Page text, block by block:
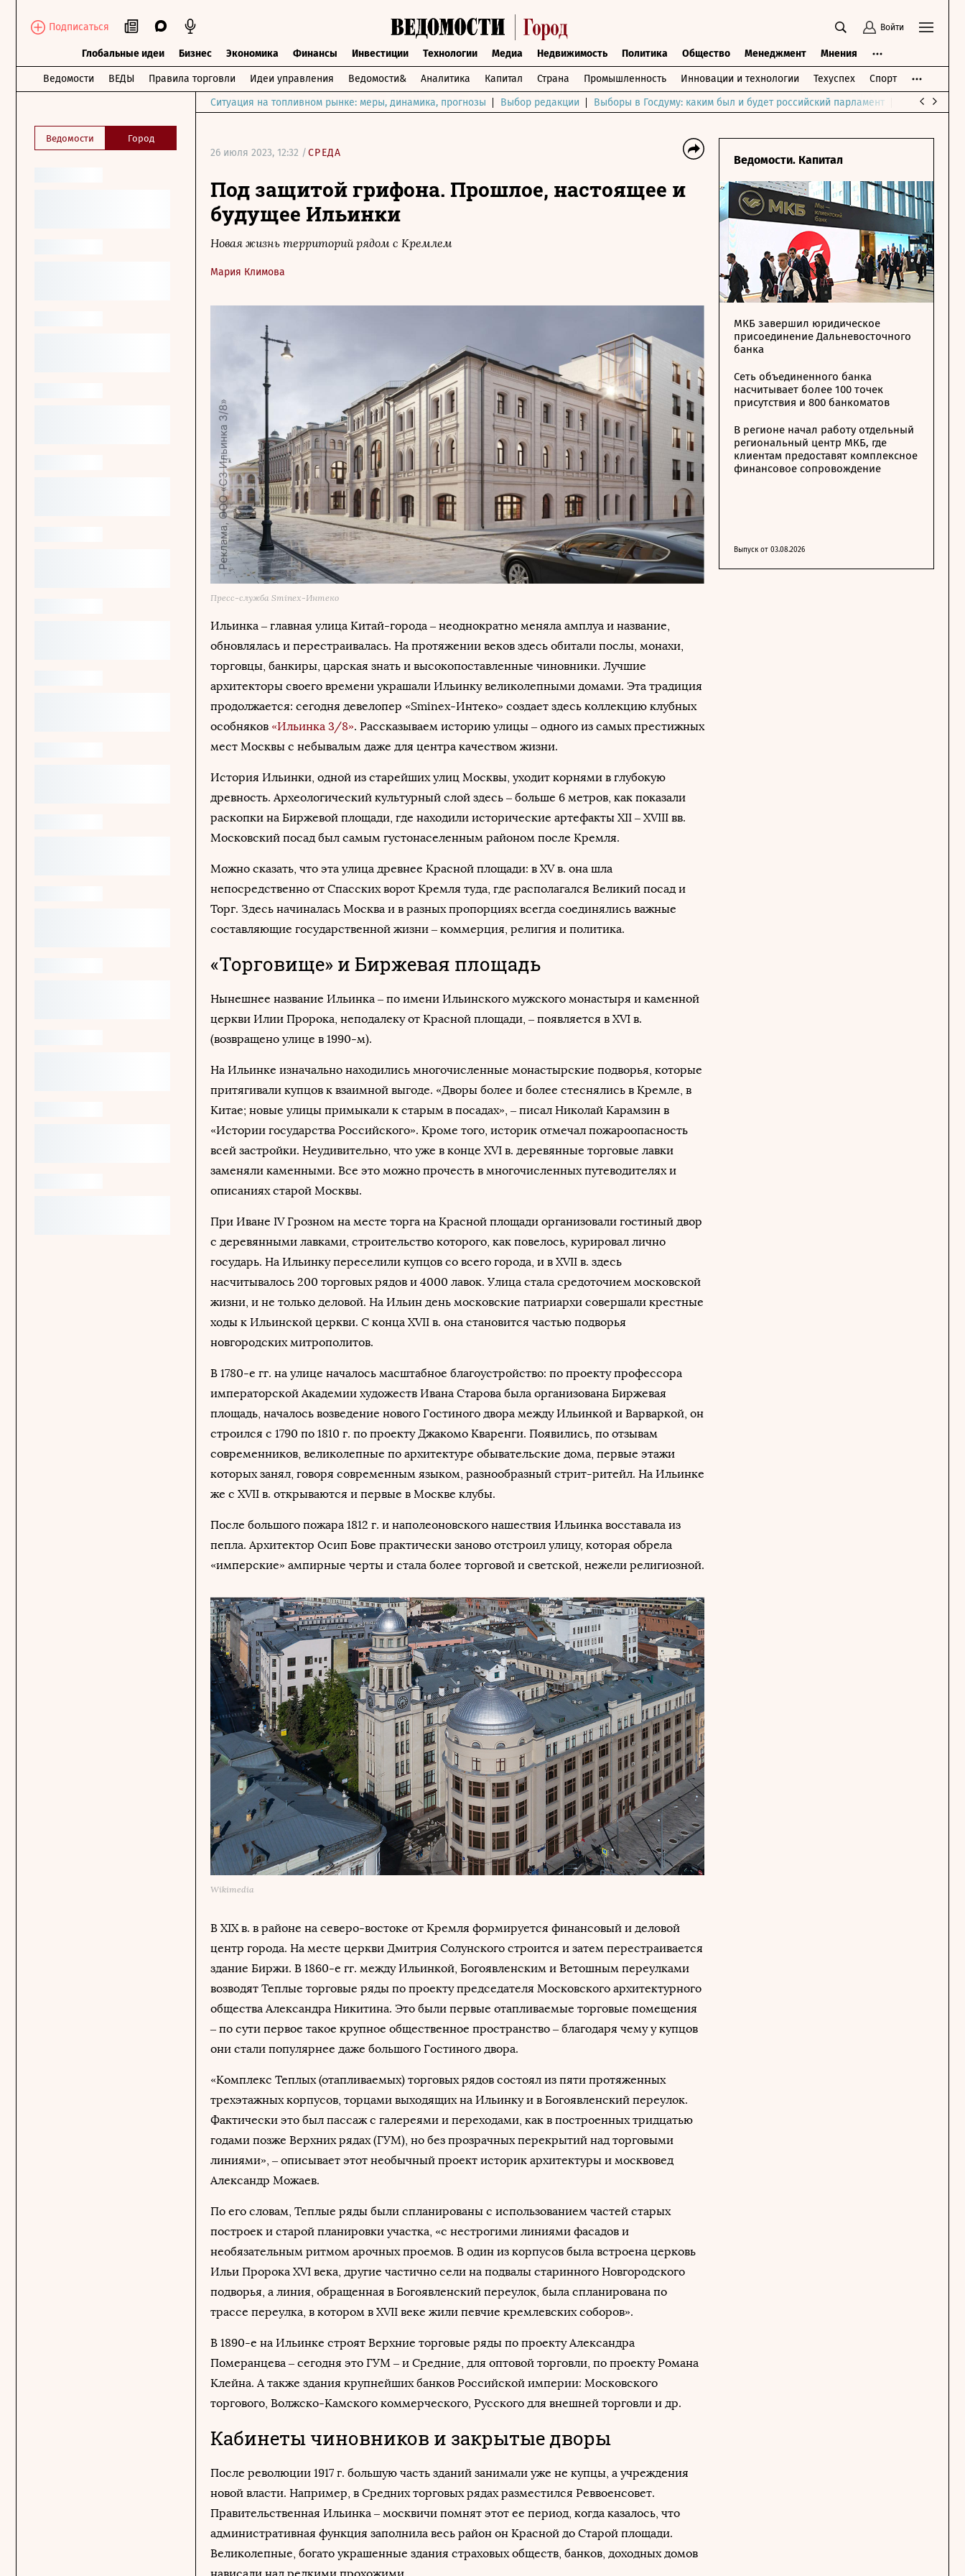
Подписаться Войти
Глобальные идеи Бизнес Экономика Финансы Инвестиции Технологии Медиа Недвижимость Политика Общество Менеджмент Мнения
Ведомости ВЕДЫ Правила торговли Идеи управления Ведомости& Аналитика Капитал Страна Промышленность Инновации и технологии Техуспех Спорт
Ведомости Город
Ситуация на топливном рынке: меры, динамика, прогнозы Выбор редакции Выборы в Госдуму: каким был и будет российский парламент Война на
26 июля 2023, 12:32 /СРЕДА
Под защитой грифона. Прошлое, настоящее и
будущее Ильинки
Новая жизнь территорий рядом с Кремлем
Мария Климова
Пресс-служба Sminex-Интеко
Ильинка ‒ главная улица Китай-города ‒ неоднократно меняла амплуа и название,
обновлялась и перестраивалась. На протяжении веков здесь обитали послы, монахи,
торговцы, банкиры, царская знать и высокопоставленные чиновники. Лучшие
архитекторы своего времени украшали Ильинку великолепными домами. Эта традиция
продолжается: сегодня девелопер «Sminex-Интеко» создает здесь коллекцию клубных
особняков «Ильинка 3/8». Рассказываем историю улицы ‒ одного из самых престижных
мест Москвы с небывалым даже для центра качеством жизни.
История Ильинки, одной из старейших улиц Москвы, уходит корнями в глубокую
древность. Археологический культурный слой здесь – больше 6 метров, как показали
раскопки на Биржевой площади, где находили исторические артефакты XII – XVIII вв.
Московский посад был самым густонаселенным районом после Кремля.
Можно сказать, что эта улица древнее Красной площади: в XV в. она шла
непосредственно от Спасских ворот Кремля туда, где располагался Великий посад и
Торг. Здесь начиналась Москва и в разных пропорциях всегда соединялись важные
составляющие государственной жизни ‒ коммерция, религия и политика.
«Торговище» и Биржевая площадь
Нынешнее название Ильинка ‒ по имени Ильинского мужского монастыря и каменной
церкви Илии Пророка, неподалеку от Красной площади, – появляется в XVI в.
(возвращено улице в 1990-м).
На Ильинке изначально находились многочисленные монастырские подворья, которые
притягивали купцов к взаимной выгоде. «Дворы более и более стеснялись в Кремле, в
Китае; новые улицы примыкали к старым в посадах», – писал Николай Карамзин в
«Истории государства Российского». Кроме того, историк отмечал пожароопасность
всей застройки. Неудивительно, что уже в конце XVI в. деревянные торговые лавки
заменяли каменными. Все это можно прочесть в многочисленных путеводителях и
описаниях старой Москвы.
При Иване IV Грозном на месте торга на Красной площади организовали гостиный двор
с деревянными лавками, строительство которого, как повелось, курировал лично
государь. На Ильинку переселили купцов со всего города, и в XVII в. здесь
насчитывалось 200 торговых рядов и 4000 лавок. Улица стала средоточием московской
жизни, и не только деловой. На Ильин день московские патриархи совершали крестные
ходы к Ильинской церкви. С конца XVII в. она становится частью подворья
новгородских митрополитов.
В 1780-е гг. на улице началось масштабное благоустройство: по проекту профессора
императорской Академии художеств Ивана Старова была организована Биржевая
площадь, началось возведение нового Гостиного двора между Ильинкой и Варваркой, он
строился с 1790 по 1810 г. по проекту Джакомо Кваренги. Появились, по отзывам
современников, великолепные по архитектуре обывательские дома, первые этажи
которых занял, говоря современным языком, разнообразный стрит-ритейл. На Ильинке
же с XVII в. открываются и первые в Москве клубы.
После большого пожара 1812 г. и наполеоновского нашествия Ильинка восставала из
пепла. Архитектор Осип Бове практически заново отстроил улицу, которая обрела
«имперские» ампирные черты и стала более торговой и светской, нежели религиозной.
Wikimedia
В XIX в. в районе на северо-востоке от Кремля формируется финансовый и деловой
центр города. На месте церкви Дмитрия Солунского строится и затем перестраивается
здание Биржи. В 1860-е гг. между Ильинкой, Богоявленским и Ветошным переулками
возводят Теплые торговые ряды по проекту председателя Московского архитектурного
общества Александра Никитина. Это были первые отапливаемые торговые помещения
– по сути первое такое крупное общественное пространство – благодаря чему у купцов
они стали популярнее даже большого Гостиного двора.
«Комплекс Теплых (отапливаемых) торговых рядов состоял из пяти протяженных
трехэтажных корпусов, торцами выходящих на Ильинку и в Богоявленский переулок.
Фактически это был пассаж с галереями и переходами, как в построенных тридцатью
годами позже Верхних рядах (ГУМ), но без прозрачных перекрытий над торговыми
линиями», – описывает этот необычный проект историк архитектуры и москвовед
Александр Можаев.
По его словам, Теплые ряды были спланированы с использованием частей старых
построек и старой планировки участка, «с нестрогими линиями фасадов и
необязательным ритмом арочных проемов. В один из корпусов была встроена церковь
Ильи Пророка XVI века, другие частично сели на подвалы старинного Новгородского
подворья, а линия, обращенная в Богоявленский переулок, была спланирована по
трассе переулка, в котором в XVII веке жили певчие кремлевских соборов».
В 1890-е на Ильинке строят Верхние торговые ряды по проекту Александра
Померанцева – сегодня это ГУМ – и Средние, для оптовой торговли, по проекту Романа
Клейна. А также здания крупнейших банков Российской империи: Московского
торгового, Волжско-Камского коммерческого, Русского для внешней торговли и др.
Кабинеты чиновников и закрытые дворы
После революции 1917 г. большую часть зданий занимали уже не купцы, а учреждения
новой власти. Например, в Средних торговых рядах разместился Реввоенсовет.
Правительственная Ильинка – москвичи помнят этот ее период, когда казалось, что
административная функция заполнила весь район он Красной до Старой площади.
Великолепные, богато украшенные здания страховых обществ, банков, доходных домов
Ведомости. Капитал
МКБ завершил юридическое
присоединение Дальневосточного
банка
Сеть объединенного банка
насчитывает более 100 точек
присутствия и 800 банкоматов
В регионе начал работу отдельный
региональный центр МКБ, где
клиентам предоставят комплексное
финансовое сопровождение
Выпуск от 03.08.2026